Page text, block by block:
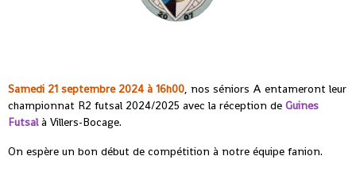
Samedi 21 septembre 2024 à 16h00, nos séniors A entameront leur
championnat R2 futsal 2024/2025 avec la réception de Guines
Futsalà Villers-Bocage.
On espère un bon début de compétition à notre équipe fanion.